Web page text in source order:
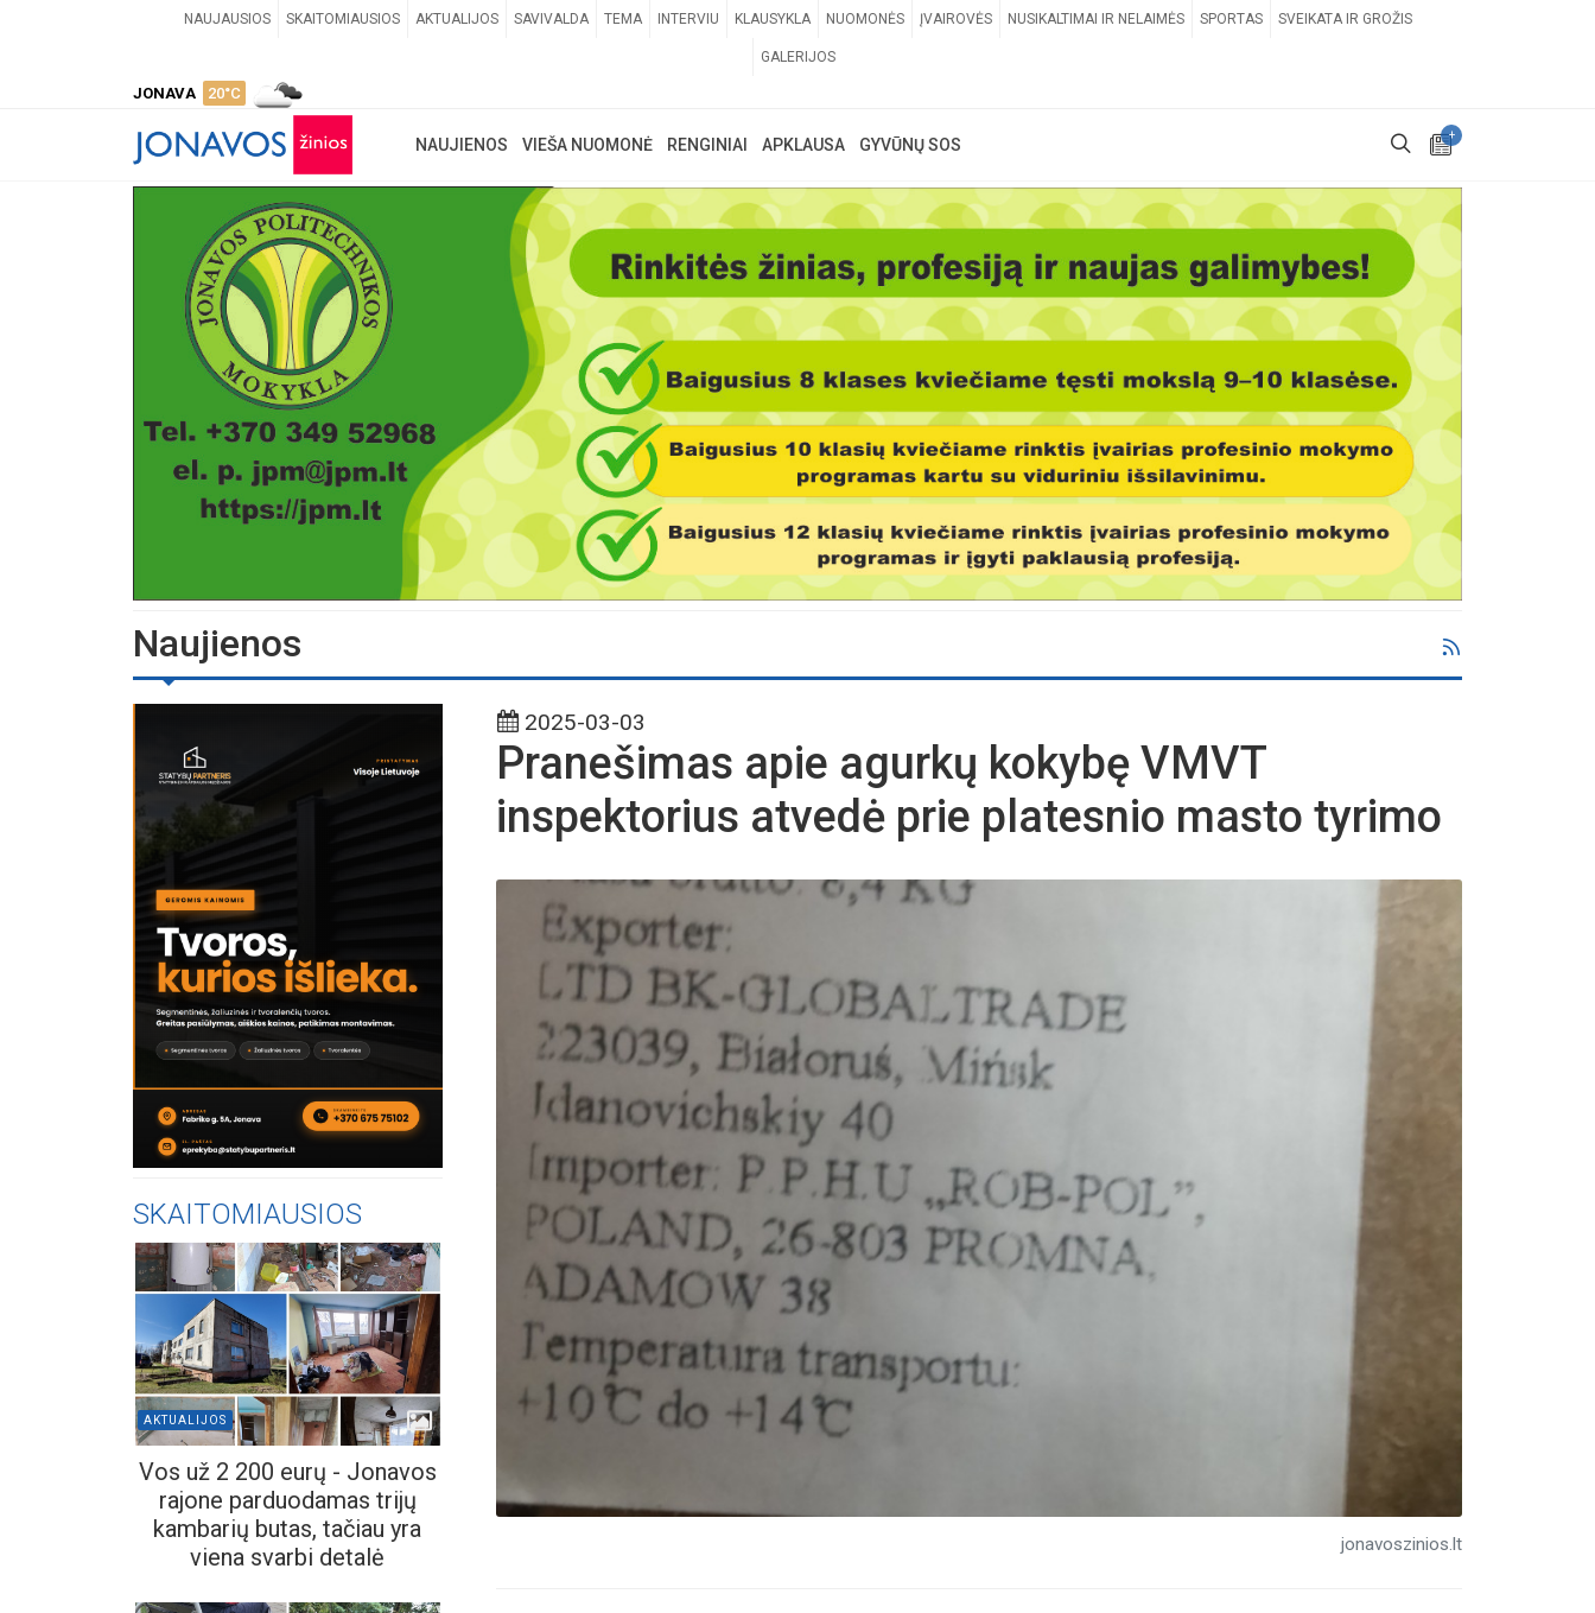
NAUJAUSIOS SKAITOMIAUSIOS AKTUALIJOS SAVIVALDA TEMA INTERVIU KLAUSYKLA NUOMONĖS ĮVAIROVĖS NUSIKALTIMAI IR NELAIMĖS SPORTAS SVEIKATA IR GROŽIS
GALERIJOS
JONAVA 20°C
+
NAUJIENOS VIEŠA NUOMONĖ RENGINIAI APKLAUSA GYVŪNŲ SOS
Naujienos
SKAITOMIAUSIOS
AKTUALIJOS
Vos už 2 200 eurų - Jonavos
rajone parduodamas trijų
kambarių butas, tačiau yra
viena svarbi detalė
2025-03-03
Pranešimas apie agurkų kokybę VMVT
inspektorius atvedė prie platesnio masto tyrimo
jonavoszinios.lt